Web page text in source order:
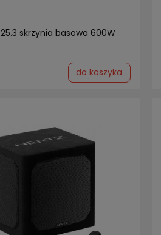
skrzynia basowa 600W
do koszyka